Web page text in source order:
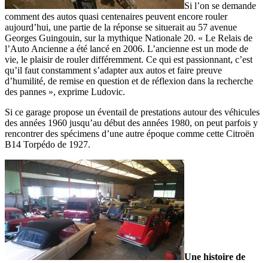
Si l’on se demande
comment des autos quasi centenaires peuvent encore rouler
aujourd’hui, une partie de la réponse se situerait au 57 avenue
Georges Guingouin, sur la mythique Nationale 20. « Le Relais de
l’Auto Ancienne a été lancé en 2006. L’ancienne est un mode de
vie, le plaisir de rouler différemment. Ce qui est passionnant, c’est
qu’il faut constamment s’adapter aux autos et faire preuve
d’humilité, de remise en question et de réflexion dans la recherche
des pannes », exprime Ludovic.
Si ce garage propose un éventail de prestations autour des véhicules
des années 1960 jusqu’au début des années 1980, on peut parfois y
rencontrer des spécimens d’une autre époque comme cette Citroën
B14 Torpédo de 1927.
Une histoire de